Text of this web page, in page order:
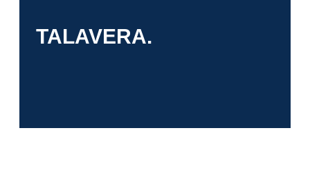
TALAVERA.